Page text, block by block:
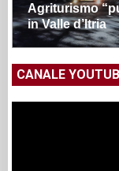
Agriturismo
in Valle d’Itria
CANALE